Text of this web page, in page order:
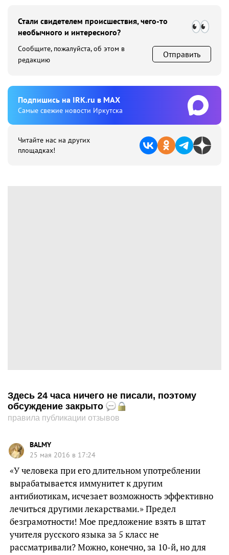
Стали свидетелем происшествия, чего-то
необычного и интересного?
Сообщите, пожалуйста, об этом в
редакцию
Отправить
Подпишиcь на IRK.ru в MAX
Cамые свежие новости Иркутска
Читайте нас на других
площадках!
Здесь 24 часа ничего не писали, поэтому
обсуждение закрыто
правила публикации отзывов
BALMY
25 мая 2016 в 17:24
«У человека при его длительном употреблении
вырабатывается иммунитет к другим
антибиотикам, исчезает возможность эффективно
лечиться другими лекарствами.» Предел
безграмотности! Мое предложение взять в штат
учителя русского языка за 5 класс не
рассматривали? Можно, конечно, за 10-й, но для